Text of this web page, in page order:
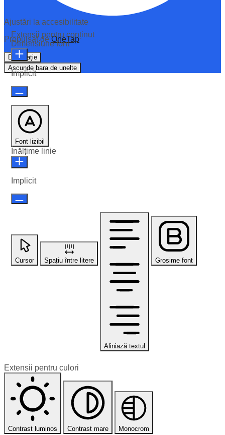
Ajustări la accesibilitate
Propulsat deOneTap
Declarație
Ascunde bara de unelte
Extensii pentru conținut
Dimensiune font
Implicit
Font lizibil
Înălțime linie
Implicit
Cursor Spațiu între litere
Aliniază textul
Grosime font
Extensii pentru culori
Contrast luminos Contrast mare Monocrom